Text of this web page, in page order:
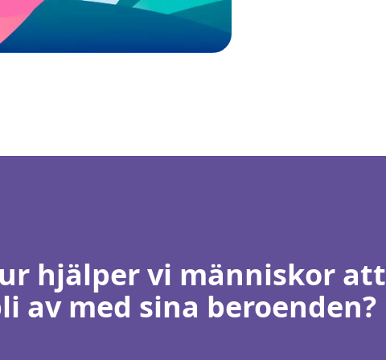
hjälper vi människor att
av med sina beroenden?